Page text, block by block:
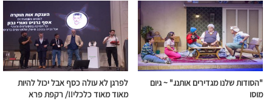
"הסודות שלנו מגדירים אותנו." ~גיום
מוסו
לפרגן לא עולה כסף אבל יכול להיות
מאוד מאוד כלכלי!!/ רקפת פרא